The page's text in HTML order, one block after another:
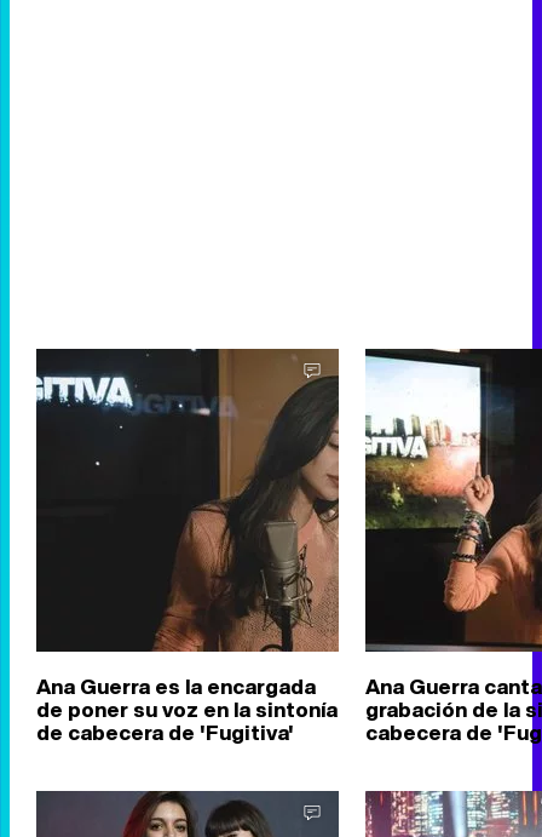
Ana Guerra es la encargada
de poner su voz en la sintonía
de cabecera de 'Fugitiva'
Ana Guerra
grabación de la
cabecera de